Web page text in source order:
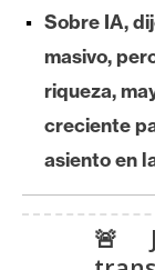
á
l
i
i
s
N
Sobre IA,
masivo,
riqueza,
creciente
asiento en
🚨